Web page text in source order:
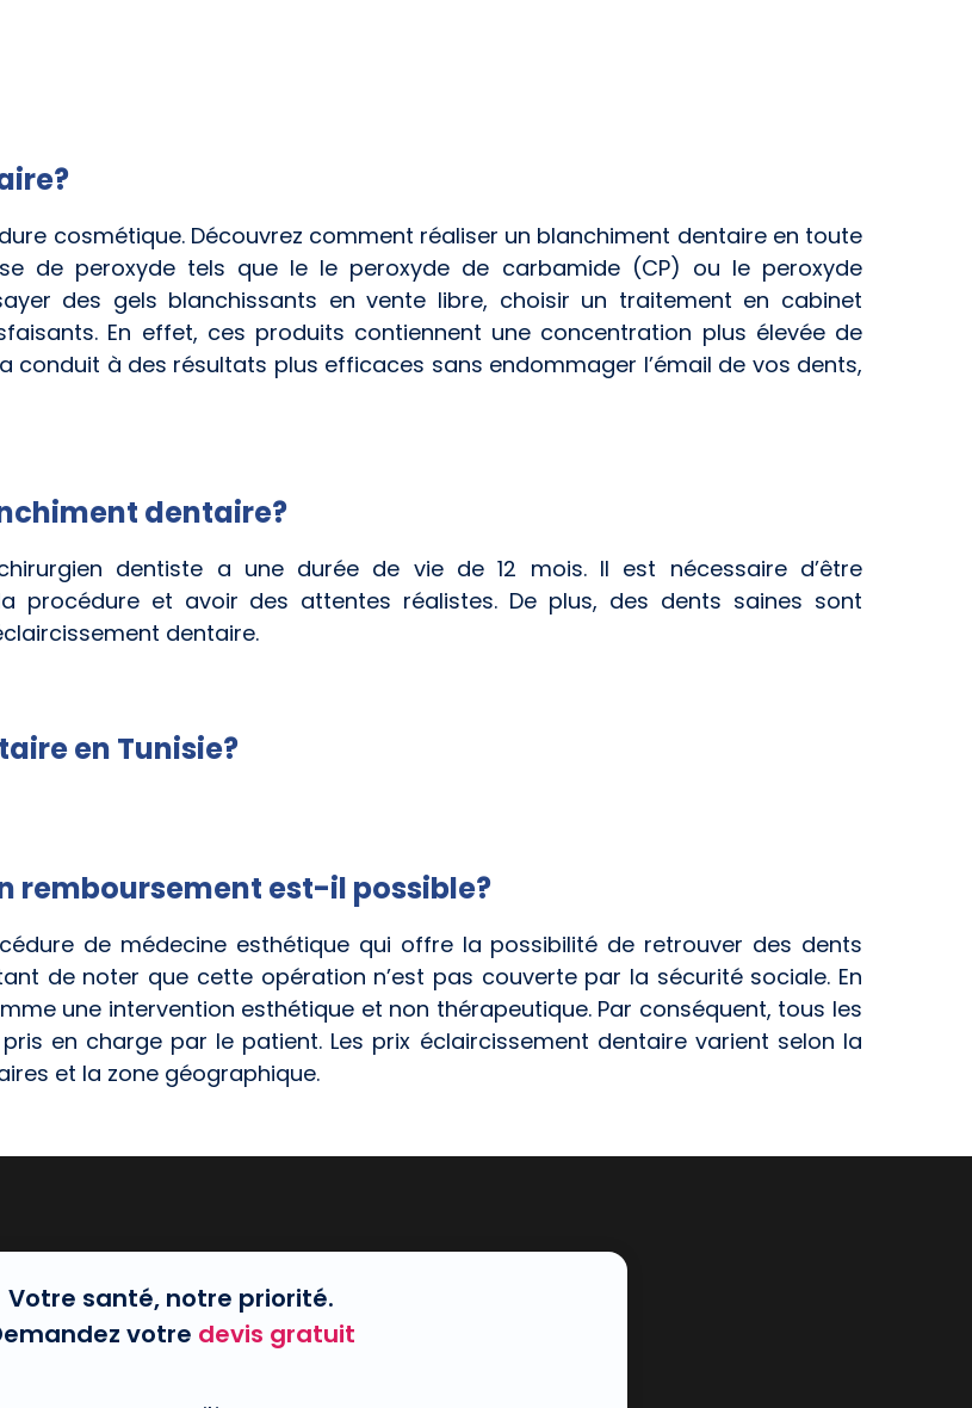
cosmétique. Découvrez comment réaliser un blanchiment dentaire en toute
de peroxyde tels que le le peroxyde de carbamide (CP) ou le peroxyde
des gels blanchissants en vente libre, choisir un traitement en cabinet
En effet, ces produits contiennent une concentration plus élevée de
conduit à des résultats plus efficaces sans endommager l’émail de vos dents,
dentaire?
dentiste a une durée de vie de 12 mois. Il est nécessaire d’être
procédure et avoir des attentes réalistes. De plus, des dents saines sont
dentaire.
en Tunisie?
remboursement est-il possible?
de médecine esthétique qui offre la possibilité de retrouver des dents
de noter que cette opération n’est pas couverte par la sécurité sociale. En
une intervention esthétique et non thérapeutique. Par conséquent, tous les
en charge par le patient. Les prix éclaircissement dentaire varient selon la
et la zone géographique.
Votre santé, notre priorité.
votre devis gratuit